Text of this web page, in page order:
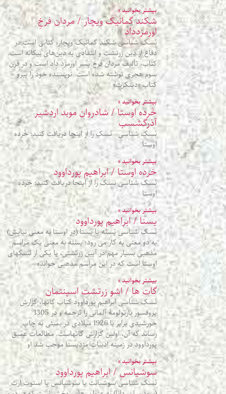
بیشتر بخوانید »
شکند گمانیک ویچار / مردان فرخِ
اورمزدداد
نَسک شناسی شکند گمانیک ویچار، کتابی است در
دفاع از دین زرتشت و انتقادی به دین‌های بیگانه است.
کتاب، تألیف مردان فرخ پسر اورمزد داد است و در قرن
سوم هجری نوشته شده است. نویسنده خود را پیرو
کتاب «دینکرت»
بیشتر بخوانید »
خُرده اوستا / شادروان موبد اردشیر
آذرگشسب
نَسک شناسی نسک را از اینجا دریافت کنید: خُرده
اوستا
بیشتر بخوانید »
خرده اوستا / ابراهیم پورداوود
نَسک شناسی نسک را از اینجا دریافت کنید: خرده
اوستا
بیشتر بخوانید »
یسنا / ابراهیم پورداوود
نَسک شناسی یَسنَه یا یسنا (در اوستا به معنی نیایش)
به دو معنی به کار می رود؛ یسنه به معنی یک مراسم
مذهبی بسیار مهم در آیین زرتشتی، یا یکی از نسکهای
اوستا است که در این مراسم مذهبی خوانده
بیشتر بخوانید »
گات ها / اشو زرتشت اسپنتمان
نَسک شناسی ابراهیم پورداوود کتاب گاتها، گزارش
پروفسور بارتولومۀ آلمانی را ترجمه و در 1305
خورشیدی برابر با 1926 میلادی در بمبئی به چاپ
رساند که آن، اولین گزارش گاتهاست. مطالعات عمیق
پورداوود در زمینه ادبیات مزدیسنا موجب شد او
بیشتر بخوانید »
سوشیانس / ابراهیم پورداوود
نَسک شناسی سوشیانت یا سوشیانس یا استوت ارت